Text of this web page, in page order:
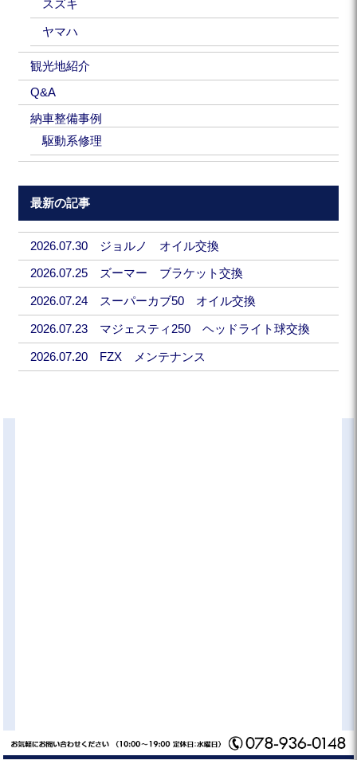
スズキ
ヤマハ
観光地紹介
Q&A
納車整備事例
駆動系修理
最新の記事
2026.07.30 ジョルノ オイル交換
2026.07.25 ズーマー ブラケット交換
2026.07.24 スーパーカブ50 オイル交換
2026.07.23 マジェスティ250 ヘッドライト球交換
2026.07.20 FZX メンテナンス